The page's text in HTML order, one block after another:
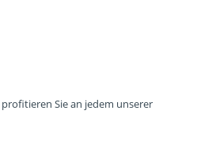
Sie an jedem unserer